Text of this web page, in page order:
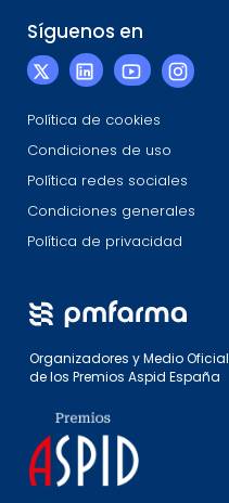
Síguenos en
Política de cookies
Condiciones de uso
Política redes sociales
Condiciones generales
Política de privacidad
Organizadores y Medio Oficial
de los Premios Aspid España